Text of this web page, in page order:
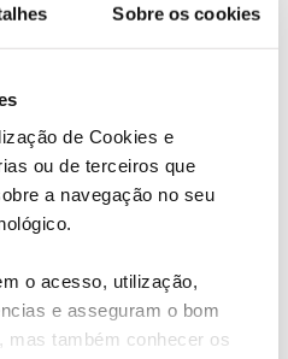
Sobre os cookies
de Cookies e
ou de terceiros que
a navegação no seu
o acesso, utilização,
e asseguram o bom
mas também conhecer os
as condições de
pessoas e mercadorias,
rodoviária.
Revista
mundo automóvel e